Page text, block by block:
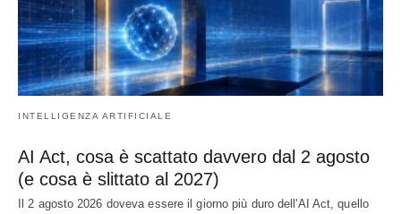
INTELLIGENZA ARTIFICIALE
AI Act, cosa è scattato davvero dal 2 agosto
(e cosa è slittato al 2027)
Il 2 agosto 2026 doveva essere il giorno più duro dell'AI Act, quello